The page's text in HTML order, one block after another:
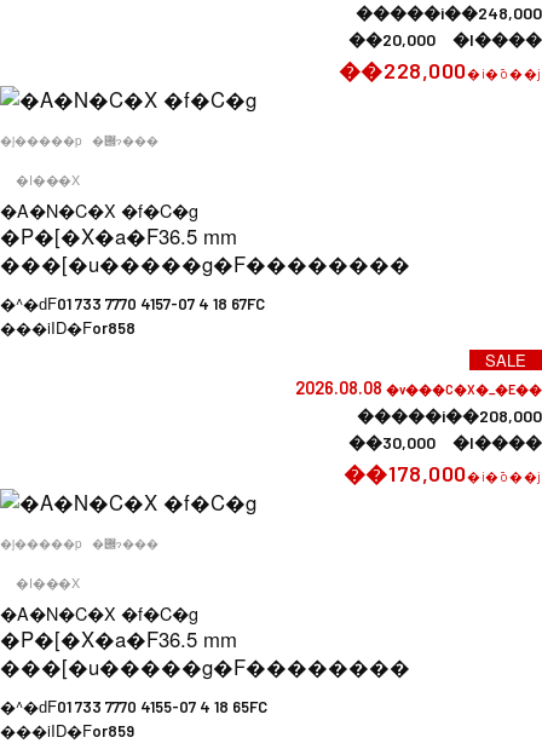
�����i��248,000
��20,000 �l����
��228,000�i�ō��j
�j�����p �݌ɂ���
�I���X
�A�N�C�X �f�C�g
�P�[�X�a�F36.5 mm
���[�u�����g�F��������
�^�ԁF01 733 7770 4157-07 4 18 67FC
���iID�For858
SALE
2026.08.08 �v���C�X�_�E��
�����i��208,000
��30,000 �l����
��178,000�i�ō��j
�j�����p �݌ɂ���
�I���X
�A�N�C�X �f�C�g
�P�[�X�a�F36.5 mm
���[�u�����g�F��������
�^�ԁF01 733 7770 4155-07 4 18 65FC
���iID�For859